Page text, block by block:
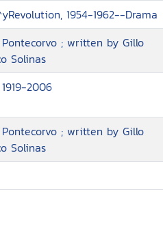
1954-1962--Drama
; written by Gillo
Solinas
2006
; written by Gillo
Solinas